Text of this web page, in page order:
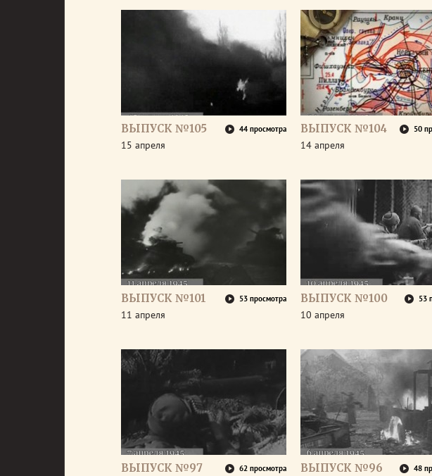
ВЫПУСК №105 44 просмотра
15 апреля
ВЫПУСК №104 50
14 апреля
ВЫПУСК №101 53 просмотра
11 апреля
ВЫПУСК №100 53
10 апреля
ВЫПУСК №97 62 просмотра ВЫПУСК №96 48